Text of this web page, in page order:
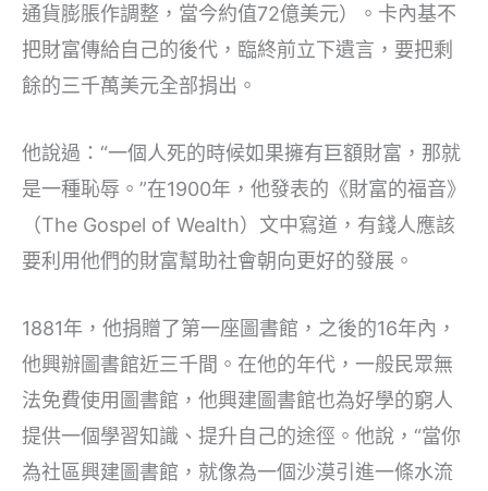
通貨膨脹作調整，當今約值72億美元）。卡內基不
把財富傳給自己的後代，臨終前立下遺言，要把剩
餘的三千萬美元全部捐出。
他說過：“一個人死的時候如果擁有巨額財富，那就
是一種恥辱。”在1900年，他發表的《財富的福音》
（The Gospel of Wealth）文中寫道，有錢人應該
要利用他們的財富幫助社會朝向更好的發展。
1881年，他捐贈了第一座圖書館，之後的16年內，
他興辦圖書館近三千間。在他的年代，一般民眾無
法免費使用圖書館，他興建圖書館也為好學的窮人
提供一個學習知識、提升自己的途徑。他說，“當你
為社區興建圖書館，就像為一個沙漠引進一條水流